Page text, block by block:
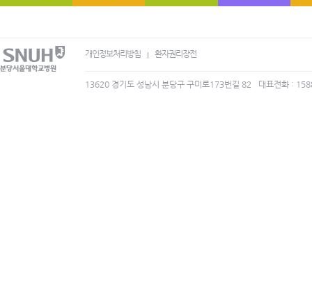
개인정보처리방침 환자권리장전
13620 경기도 성남시 분당구 구미로173번길 82 대표전화 :